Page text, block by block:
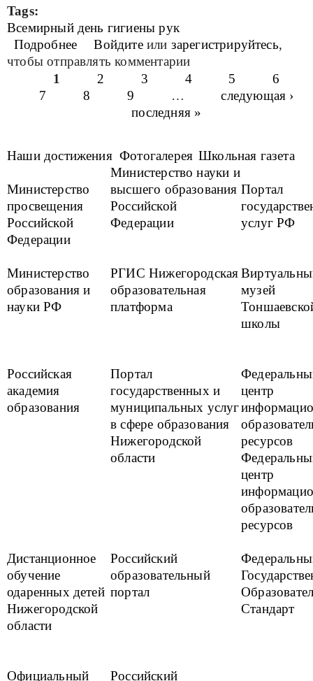
Tags:
Всемирный день гигиены рук
Подробнее о Всемирный день гигиены рук
Войдитеили зарегистрируйтесь,
чтобы отправлять комментарии
Страницы
1 2 3 4 5
6
7
8 9 …
следующая ›
последняя »
Наши достижения Фотогалерея Школьная газета
Министерство
просвещения
Российской
Федерации
Министерство науки и
высшего образования
Российской
Федерации
Портал
услуг РФ
Министерство
образования и
науки РФ
РГИС Нижегородская
образовательная
платформа
музей
школы
Российская
академия
образования
Портал
государственных и
муниципальных услуг
в сфере образования
Нижегородской
области
центр
ресурсов
центр
ресурсов
Дистанционное
обучение
одаренных детей
Нижегородской
области
Российский
образовательный
портал
Стандарт
Официальный Российский